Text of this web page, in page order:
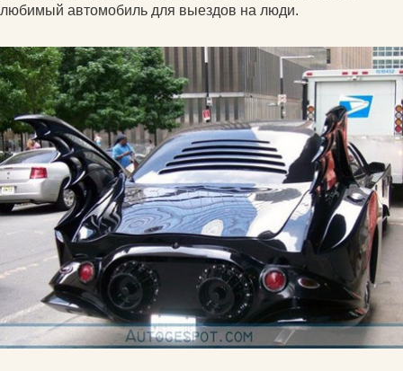
любимый автомобиль для выездов на люди.